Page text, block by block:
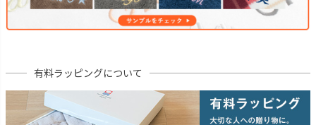
有料ラッピングについて